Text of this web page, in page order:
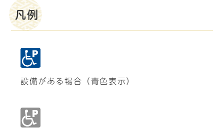
凡例
設備がある場合（青色表示）